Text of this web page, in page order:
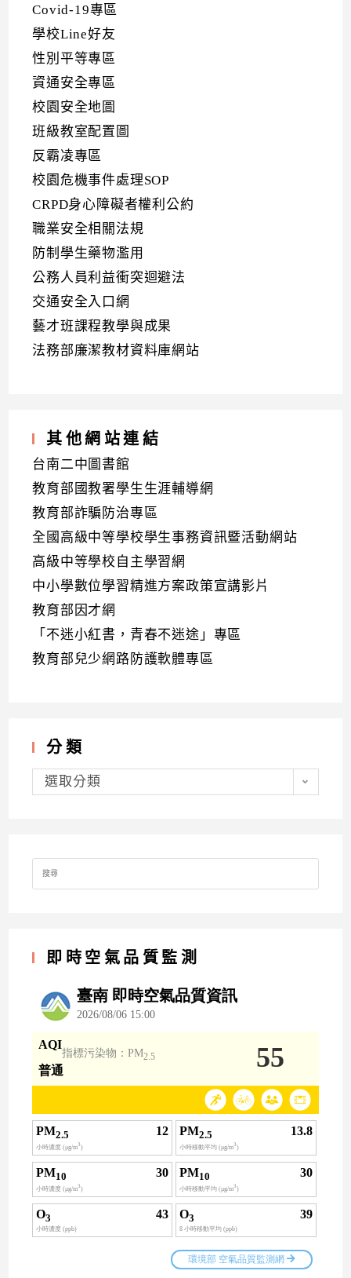
Covid-19專區
學校Line好友
性別平等專區
資通安全專區
校園安全地圖
班級教室配置圖
反霸凌專區
校園危機事件處理SOP
CRPD身心障礙者權利公約
職業安全相關法規
防制學生藥物濫用
公務人員利益衝突迴避法
交通安全入口網
藝才班課程教學與成果
法務部廉潔教材資料庫網站
其他網站連結
台南二中圖書館
教育部國教署學生生涯輔導網
教育部詐騙防治專區
全國高級中等學校學生事務資訊暨活動網站
高級中等學校自主學習網
中小學數位學習精進方案政策宣講影片
教育部因才網
「不迷小紅書，青春不迷途」專區
教育部兒少網路防護軟體專區
分類
分
類選取分類
Search
for:
即時空氣品質監測